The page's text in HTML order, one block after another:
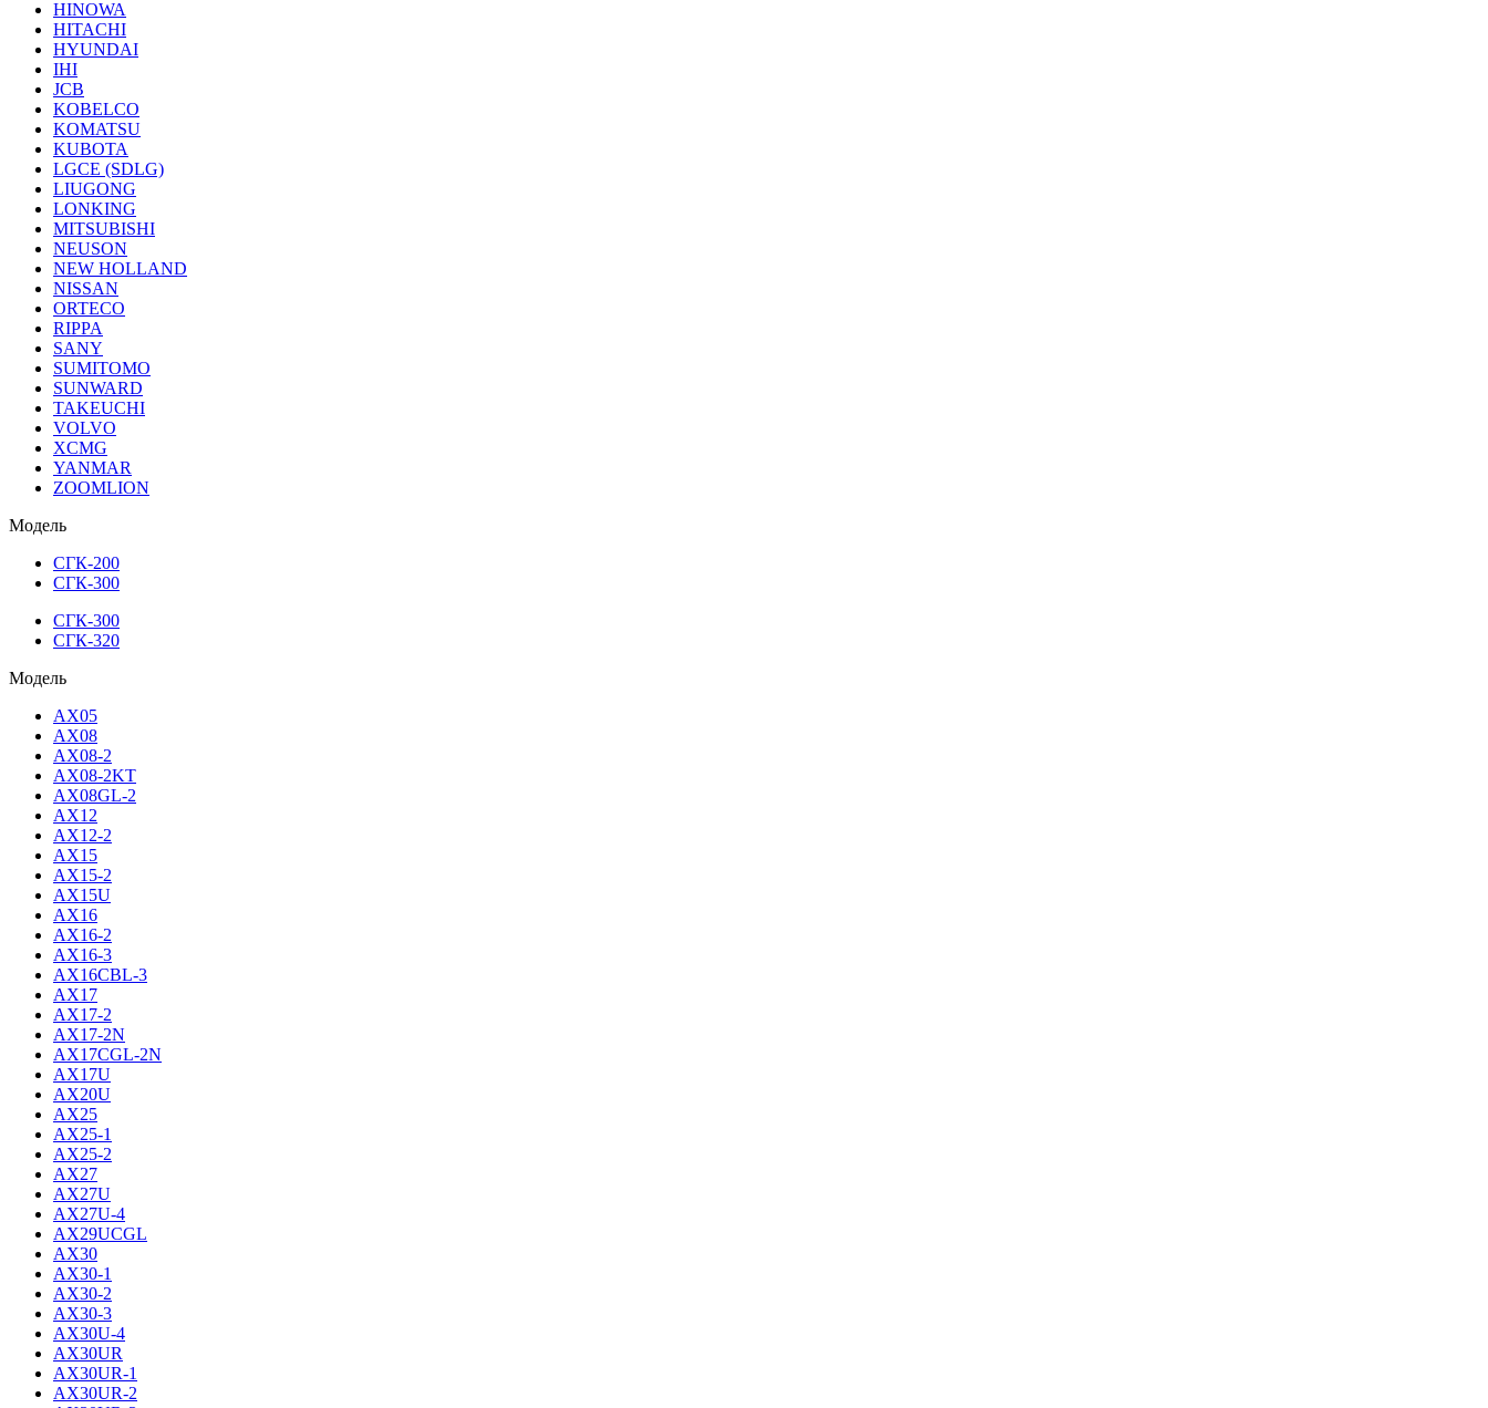
HINOWA
HITACHI
HYUNDAI
IHI
JCB
KOBELCO
KOMATSU
KUBOTA
LGCE (SDLG)
LIUGONG
LONKING
MITSUBISHI
NEUSON
NEW HOLLAND
NISSAN
ORTECO
RIPPA
SANY
SUMITOMO
SUNWARD
TAKEUCHI
VOLVO
XCMG
YANMAR
ZOOMLION
Модель
СГК-200
СГК-300
СГК-300
СГК-320
Модель
AX05
AX08
AX08-2
AX08-2KT
AX08GL-2
AX12
AX12-2
AX15
AX15-2
AX15U
AX16
AX16-2
AX16-3
AX16CBL-3
AX17
AX17-2
AX17-2N
AX17CGL-2N
AX17U
AX20U
AX25
AX25-1
AX25-2
AX27
AX27U
AX27U-4
AX29UCGL
AX30
AX30-1
AX30-2
AX30-3
AX30U-4
AX30UR
AX30UR-1
AX30UR-2